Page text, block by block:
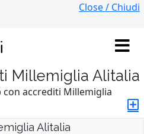
Close / Chiudi
Millemiglia Alitalia
con accrediti Millemiglia
Alitalia